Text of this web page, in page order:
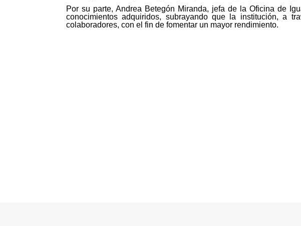
Por su parte, Andrea Betegón Miranda, jefa de la Oficina de
conocimientos adquiridos, subrayando que la institución, a
colaboradores, con el fin de fomentar un mayor rendimiento.